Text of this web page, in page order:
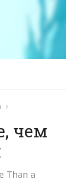
чем
Than a